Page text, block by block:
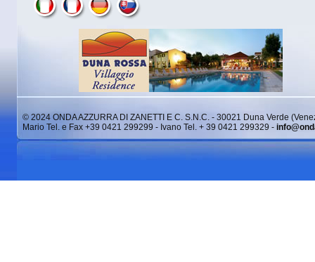
© 2024 ONDA AZZURRA DI ZANETTI E C. S.N.C. - 30021 Duna Verde
Mario Tel. e Fax +39 0421 299299 - Ivano Tel. + 39 0421 299329 -